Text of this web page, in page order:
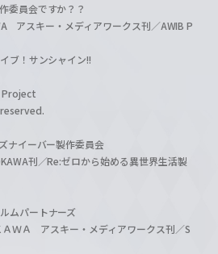
委員会ですか？？
アスキー・メディアワークス刊／AWIB P
ブ！サンシャイン!!
ナイーバー製作委員会
刊／Re:ゼロから始める異世界生活製
ムパートナーズ
ＷＡ アスキー・メディアワークス刊／S